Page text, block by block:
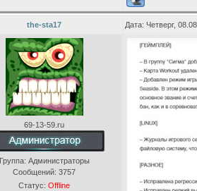
the-sta17 Дата: Четверг,
69-13-59.ru
Группа: Администраторы
Сообщений: 3757
Статус: Offline